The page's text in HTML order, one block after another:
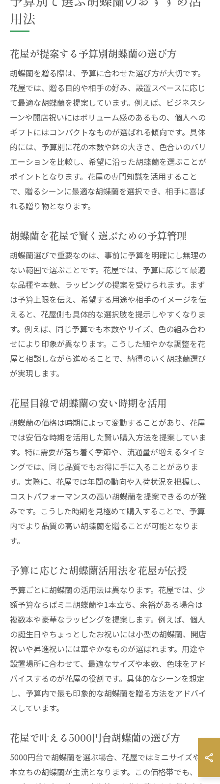
用法
花屋が提案する予算別胡蝶蘭の選び方
胡蝶蘭を贈る際は、予算に合わせた選び方が大切です。
花屋では、贈る目的や相手の好み、設置スペースに応じ
て最適な胡蝶蘭を提案しています。例えば、ビジネスシ
ーンや開店祝いにはボリューム感のあるもの、個人への
ギフトにはコンパクトなものが選ばれる傾向です。具体
的には、予算別に花の本数や鉢の大きさ、色合いのバリ
エーションを比較し、希望に沿った胡蝶蘭を選ぶことが
ポイントとなります。花屋の専門知識を活用すること
で、贈るシーンに最適な胡蝶蘭を選択でき、相手に喜ば
れる贈り物となります。
胡蝶蘭を花屋で賢く選ぶための予算管理
胡蝶蘭選びで重要なのは、事前に予算を明確にし無理の
ない範囲で選ぶことです。花屋では、予算に応じて最適
な品種や本数、ラッピングの提案を受けられます。まず
は予算上限を伝え、希望する用途や相手のイメージを伝
えると、花屋側も具体的な選択肢を提示しやすくなりま
す。例えば、同じ予算でも本数やサイズ、色の組み合わ
せにより印象が異なります。こうした細やかな調整を花
屋と相談しながら進めることで、納得のいく胡蝶蘭選び
が実現します。
花屋目線で胡蝶蘭の安い時期を活用
胡蝶蘭の価格は時期によって変動することがあり、花屋
では安価な時期を活用した賢い購入方法を提案していま
す。特に需要が落ち着く季節や、流通量が増えるタイミ
ングでは、同じ品質でもお得に手に入ることがありま
す。実際に、花屋では年間の動向や入荷状況を把握し、
コストパフォーマンスの高い胡蝶蘭を提案できるのが強
みです。こうした時期を見極めて購入することで、予算
内でより品質の高い胡蝶蘭を贈ることが可能となりま
す。
予算に応じた胡蝶蘭活用法を花屋が伝授
予算ごとに胡蝶蘭の活用法は異なります。花屋では、少
額予算ならばミニ胡蝶蘭や1本立ち、余裕がある場合は
複数本や豪華なラッピングを提案します。例えば、個人
の誕生日やちょっとしたお祝いには小型の胡蝶蘭、開店
祝いや昇進祝いには華やかなものが選ばれます。用途や
設置場所に合わせて、最適なサイズや本数、色味をアド
バイスするのが花屋の役割です。具体的なシーンを想定
し、予算内で最も印象的な胡蝶蘭を贈る方法をアドバイ
スしています。
花屋で叶える5000円台胡蝶蘭の選び方
5000円台で胡蝶蘭を選ぶ場合、花屋ではミニサイズや1
本立ちの胡蝶蘭が主流となります。この価格帯でも、ラ